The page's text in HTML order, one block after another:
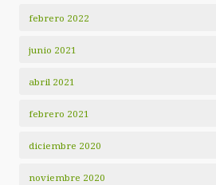
febrero 2022
junio 2021
abril 2021
febrero 2021
diciembre 2020
noviembre 2020